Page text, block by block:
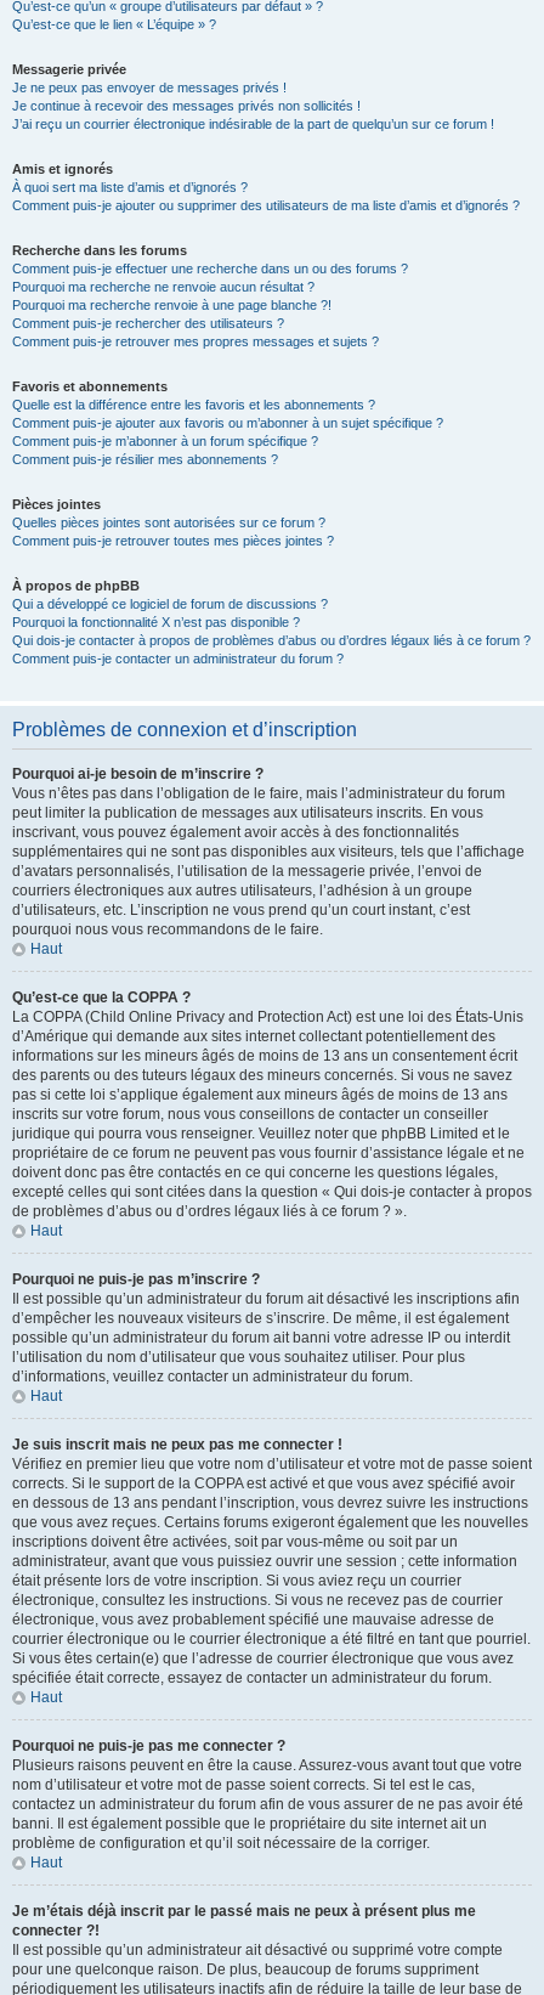
Qu’est-ce qu’un « groupe d’utilisateurs par défaut » ?
Qu’est-ce que le lien « L’équipe » ?
Messagerie privée
Je ne peux pas envoyer de messages privés !
Je continue à recevoir des messages privés non sollicités !
J’ai reçu un courrier électronique indésirable de la part de quelqu’un sur ce forum !
Amis et ignorés
À quoi sert ma liste d’amis et d’ignorés ?
Comment puis-je ajouter ou supprimer des utilisateurs de ma liste d’amis et d’ignorés ?
Recherche dans les forums
Comment puis-je effectuer une recherche dans un ou des forums ?
Pourquoi ma recherche ne renvoie aucun résultat ?
Pourquoi ma recherche renvoie à une page blanche ?!
Comment puis-je rechercher des utilisateurs ?
Comment puis-je retrouver mes propres messages et sujets ?
Favoris et abonnements
Quelle est la différence entre les favoris et les abonnements ?
Comment puis-je ajouter aux favoris ou m’abonner à un sujet spécifique ?
Comment puis-je m’abonner à un forum spécifique ?
Comment puis-je résilier mes abonnements ?
Pièces jointes
Quelles pièces jointes sont autorisées sur ce forum ?
Comment puis-je retrouver toutes mes pièces jointes ?
À propos de phpBB
Qui a développé ce logiciel de forum de discussions ?
Pourquoi la fonctionnalité X n’est pas disponible ?
Qui dois-je contacter à propos de problèmes d’abus ou d’ordres légaux liés à ce forum ?
Comment puis-je contacter un administrateur du forum ?
Problèmes de connexion et d’inscription
Pourquoi ai-je besoin de m’inscrire ?
Vous n’êtes pas dans l’obligation de le faire, mais l’administrateur du forum
peut limiter la publication de messages aux utilisateurs inscrits. En vous
inscrivant, vous pouvez également avoir accès à des fonctionnalités
supplémentaires qui ne sont pas disponibles aux visiteurs, tels que l’affichage
d’avatars personnalisés, l’utilisation de la messagerie privée, l’envoi de
courriers électroniques aux autres utilisateurs, l’adhésion à un groupe
d’utilisateurs, etc. L’inscription ne vous prend qu’un court instant, c’est
pourquoi nous vous recommandons de le faire.
Haut
Qu’est-ce que la COPPA ?
La COPPA (Child Online Privacy and Protection Act) est une loi des États-Unis
d’Amérique qui demande aux sites internet collectant potentiellement des
informations sur les mineurs âgés de moins de 13 ans un consentement écrit
des parents ou des tuteurs légaux des mineurs concernés. Si vous ne savez
pas si cette loi s’applique également aux mineurs âgés de moins de 13 ans
inscrits sur votre forum, nous vous conseillons de contacter un conseiller
juridique qui pourra vous renseigner. Veuillez noter que phpBB Limited et le
propriétaire de ce forum ne peuvent pas vous fournir d’assistance légale et ne
doivent donc pas être contactés en ce qui concerne les questions légales,
excepté celles qui sont citées dans la question « Qui dois-je contacter à propos
de problèmes d’abus ou d’ordres légaux liés à ce forum ? ».
Haut
Pourquoi ne puis-je pas m’inscrire ?
Il est possible qu’un administrateur du forum ait désactivé les inscriptions afin
d’empêcher les nouveaux visiteurs de s’inscrire. De même, il est également
possible qu’un administrateur du forum ait banni votre adresse IP ou interdit
l’utilisation du nom d’utilisateur que vous souhaitez utiliser. Pour plus
d’informations, veuillez contacter un administrateur du forum.
Haut
Je suis inscrit mais ne peux pas me connecter !
Vérifiez en premier lieu que votre nom d’utilisateur et votre mot de passe soient
corrects. Si le support de la COPPA est activé et que vous avez spécifié avoir
en dessous de 13 ans pendant l’inscription, vous devrez suivre les instructions
que vous avez reçues. Certains forums exigeront également que les nouvelles
inscriptions doivent être activées, soit par vous-même ou soit par un
administrateur, avant que vous puissiez ouvrir une session ; cette information
était présente lors de votre inscription. Si vous aviez reçu un courrier
électronique, consultez les instructions. Si vous ne recevez pas de courrier
électronique, vous avez probablement spécifié une mauvaise adresse de
courrier électronique ou le courrier électronique a été filtré en tant que pourriel.
Si vous êtes certain(e) que l’adresse de courrier électronique que vous avez
spécifiée était correcte, essayez de contacter un administrateur du forum.
Haut
Pourquoi ne puis-je pas me connecter ?
Plusieurs raisons peuvent en être la cause. Assurez-vous avant tout que votre
nom d’utilisateur et votre mot de passe soient corrects. Si tel est le cas,
contactez un administrateur du forum afin de vous assurer de ne pas avoir été
banni. Il est également possible que le propriétaire du site internet ait un
problème de configuration et qu’il soit nécessaire de la corriger.
Haut
Je m’étais déjà inscrit par le passé mais ne peux à présent plus me
connecter ?!
Il est possible qu’un administrateur ait désactivé ou supprimé votre compte
pour une quelconque raison. De plus, beaucoup de forums suppriment
périodiquement les utilisateurs inactifs afin de réduire la taille de leur base de